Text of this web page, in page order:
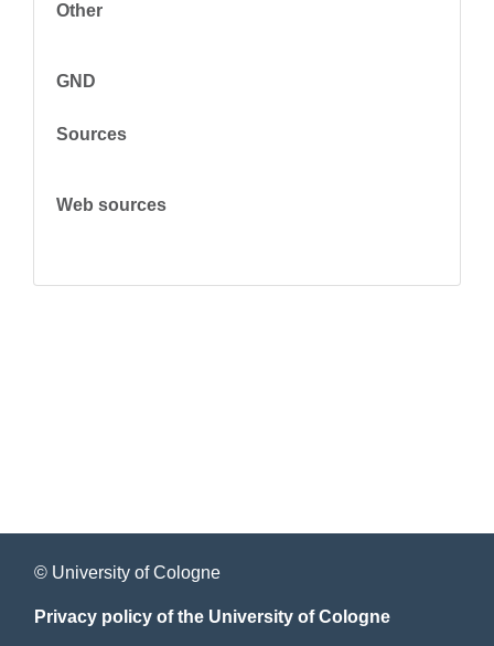
Other
GND
Sources
Web sources
© University of Cologne
Privacy policy of the University of Cologne